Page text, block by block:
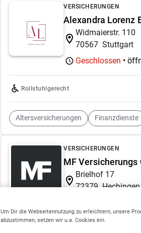
VERSICHERUNGEN
Alexandra Lorenz
Widmaierstr. 110
70567 Stuttgart
Geschlossen •
Rollstuhlgerecht
Altersversicherungen Finanzdienste
VERSICHERUNGEN
MF Versicherungs
Brielhof 17
72379 Hechingen
Allgemeine Versicherungen
Um Dir die Webseitennutzung zu erleichtern, unsere
abzustimmen, setzen wir u.a. Cookies ein.